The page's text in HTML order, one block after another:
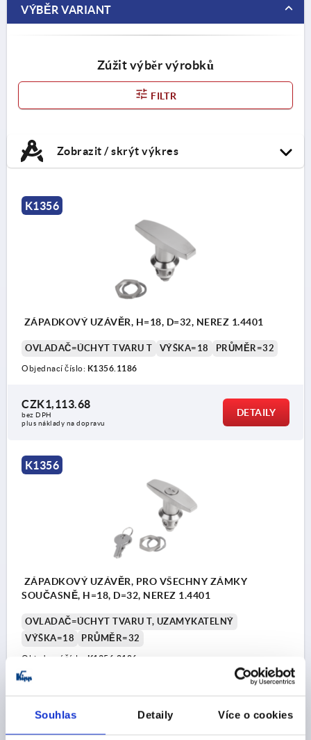
Souhlas Detaily Více o cookies
VÝBĚR VARIANT
Zúžit výběr výrobků
FILTR
Zobrazit / skrýt výkres
K1356
ZÁPADKOVÝ UZÁVĚR, H=18, D=32, NEREZ 1.4401
OVLADAČ=ÚCHYT TVARU T VÝŠKA=18 PRŮMĚR=32
Objednací číslo: K1356.1186
CZK1,113.68
bez DPH
plus náklady na dopravu
DETAILY
K1356
ZÁPADKOVÝ UZÁVĚR, PRO VŠECHNY ZÁMKY
SOUČASNĚ, H=18, D=32, NEREZ 1.4401
OVLADAČ=ÚCHYT TVARU T, UZAMYKATELNÝ
VÝŠKA=18
PRŮMĚR=32
Objednací číslo: K1356.2186
CZK2,185.90
plus náklady na dopravu